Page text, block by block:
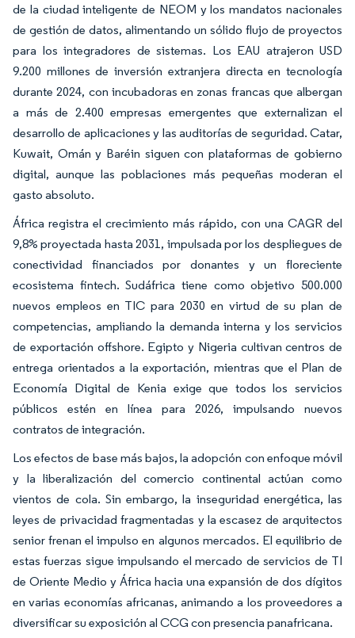
de la ciudad inteligente de NEOM y los mandatos nacionales
de gestión de datos, alimentando un sólido flujo de proyectos
para los integradores de sistemas. Los EAU atrajeron USD
9.200 millones de inversión extranjera directa en tecnología
durante 2024, con incubadoras en zonas francas que albergan
a más de 2.400 empresas emergentes que externalizan el
desarrollo de aplicaciones y las auditorías de seguridad. Catar,
Kuwait, Omán y Baréin siguen con plataformas de gobierno
digital, aunque las poblaciones más pequeñas moderan el
gasto absoluto.
África registra el crecimiento más rápido, con una CAGR del
9,8% proyectada hasta 2031, impulsada por los despliegues de
conectividad financiados por donantes y un floreciente
ecosistema fintech. Sudáfrica tiene como objetivo 500.000
nuevos empleos en TIC para 2030 en virtud de su plan de
competencias, ampliando la demanda interna y los servicios
de exportación offshore. Egipto y Nigeria cultivan centros de
entrega orientados a la exportación, mientras que el Plan de
Economía Digital de Kenia exige que todos los servicios
públicos estén en línea para 2026, impulsando nuevos
contratos de integración.
Los efectos de base más bajos, la adopción con enfoque móvil
y la liberalización del comercio continental actúan como
vientos de cola. Sin embargo, la inseguridad energética, las
leyes de privacidad fragmentadas y la escasez de arquitectos
senior frenan el impulso en algunos mercados. El equilibrio de
estas fuerzas sigue impulsando el mercado de servicios de TI
de Oriente Medio y África hacia una expansión de dos dígitos
en varias economías africanas, animando a los proveedores a
diversificar su exposición al CCG con presencia panafricana.